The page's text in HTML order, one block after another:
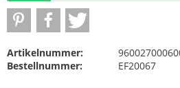
Artikelnummer:
Bestellnummer:
EF20067